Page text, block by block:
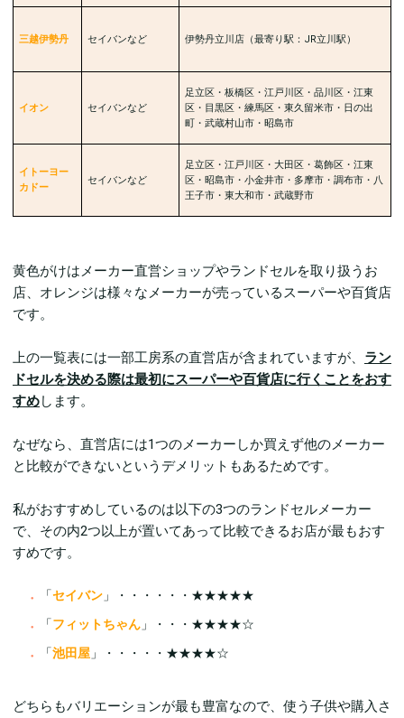
三越伊勢丹 セイバンなど 伊勢丹立川店（最寄り駅：JR立川駅）
イオン セイバンなど
足立区・板橋区・江戸川区・品川区・江東
区・目黒区・練馬区・東久留米市・日の出
町・武蔵村山市・昭島市
イトーヨー
カドー
セイバンなど
足立区・江戸川区・大田区・葛飾区・江東
区・昭島市・小金井市・多摩市・調布市・八
王子市・東大和市・武蔵野市
黄色がけはメーカー直営ショップやランドセルを取り扱うお
店、オレンジは様々なメーカーが売っているスーパーや百貨店
です。
上の一覧表には一部工房系の直営店が含まれていますが、 ラン
ドセルを決める際は最初にスーパーや百貨店に行くことをおす
すめします。
なぜなら、直営店には1つのメーカーしか買えず他のメーカー
と比較ができないというデメリットもあるためです。
私がおすすめしているのは以下の3つのランドセルメーカー
で、その内2つ以上が置いてあって比較できるお店が最もおす
すめです。
「セイバン 」・・・・・・★★★★★
「フィットちゃん 」・・・★★★★☆
「池田屋 」・・・・・★★★★☆
どちらもバリエーションが最も豊富なので、使う子供や購入さ